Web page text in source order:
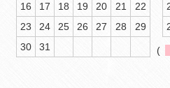
16
17 18 19 20 21
22
23
24 25 26 27 28
29
30
31 (